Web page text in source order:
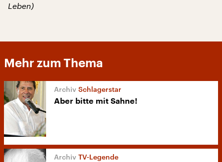
Leben)
Mehr zum Thema
Schlagerstar
Aber bitte mit Sahne!
TV-Legende